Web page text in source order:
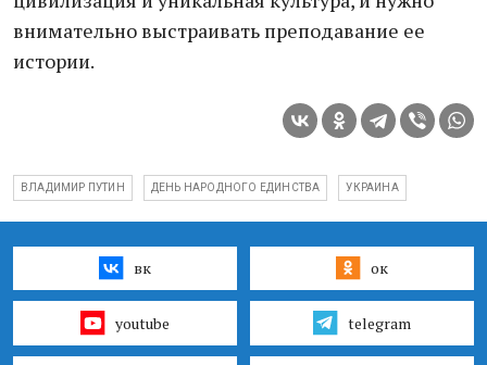
внимательно выстраивать преподавание ее
истории.
ВЛАДИМИР ПУТИН ДЕНЬ НАРОДНОГО ЕДИНСТВА УКРАИНА
вк ок
youtube telegram